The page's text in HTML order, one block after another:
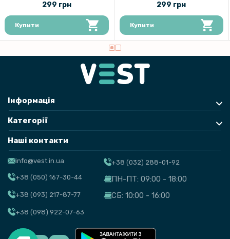
299 грн
Купити
299 грн
Купити
Інформація
Категорії
Наші контакти
info@vest.in.ua
+38 (050) 167-30-44
+38 (093) 217-87-77
+38 (098) 922-07-63
+38 (032) 288-01-92
ПН-ПТ: 09:00 - 18:00
СБ: 10:00 - 16:00